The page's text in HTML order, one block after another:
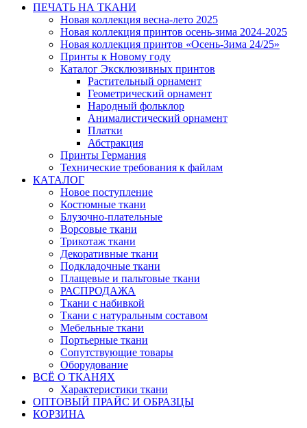
ПЕЧАТЬ НА ТКАНИ
Новая коллекция весна-лето 2025
Новая коллекция принтов осень-зима 2024-2025
Новая коллекция принтов «Осень-Зима 24/25»
Принты к Новому году
Каталог Эксклюзивных принтов
Растительный орнамент
Геометрический орнамент
Народный фольклор
Анималистический орнамент
Платки
Абстракция
Принты Германия
Технические требования к файлам
КАТАЛОГ
Новое поступление
Костюмные ткани
Блузочно-плательные
Ворсовые ткани
Трикотаж ткани
Декоративные ткани
Подкладочные ткани
Плащевые и пальтовые ткани
РАСПРОДАЖА
Ткани с набивкой
Ткани с натуральным составом
Мебельные ткани
Портьерные ткани
Сопутствующие товары
Оборудование
ВСЁ О ТКАНЯХ
Характеристики ткани
ОПТОВЫЙ ПРАЙС И ОБРАЗЦЫ
КОРЗИНА